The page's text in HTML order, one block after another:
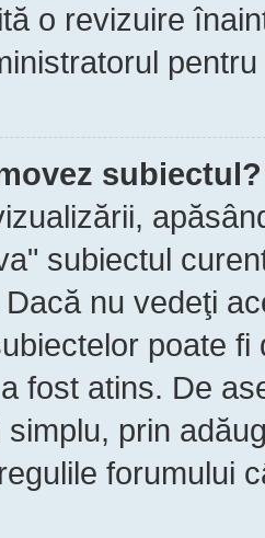
o revizuire
subiectul?
subiectul
nu vedeţi
poate
fost atins. De
simplu, prin
forumului